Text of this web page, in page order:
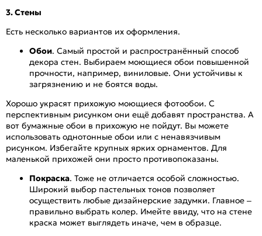
3. Стены
Есть несколько вариантов их оформления.
Обои. Самый простой и распространённый способ
декора стен. Выбираем моющиеся обои повышенной
прочности, например, виниловые. Они устойчивы к
загрязнению и не боятся воды.
Хорошо украсят прихожую моющиеся фотообои. С
перспективным рисунком они ещё добавят пространства. А
вот бумажные обои в прихожую не пойдут. Вы можете
использовать однотонные обои или с ненавязчивым
рисунком. Избегайте крупных ярких орнаментов. Для
маленькой прихожей они просто противопоказаны.
Покраска. Тоже не отличается особой сложностью.
Широкий выбор пастельных тонов позволяет
осуществить любые дизайнерские задумки. Главное –
правильно выбрать колер. Имейте ввиду, что на стене
краска может выглядеть иначе, чем в образце.